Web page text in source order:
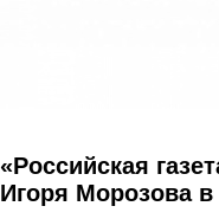
«Российская
Игоря Морозова